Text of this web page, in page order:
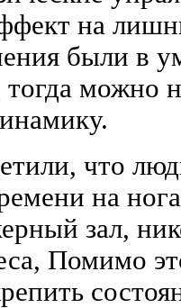
на
были в
можно
что
на
зал,
Помимо